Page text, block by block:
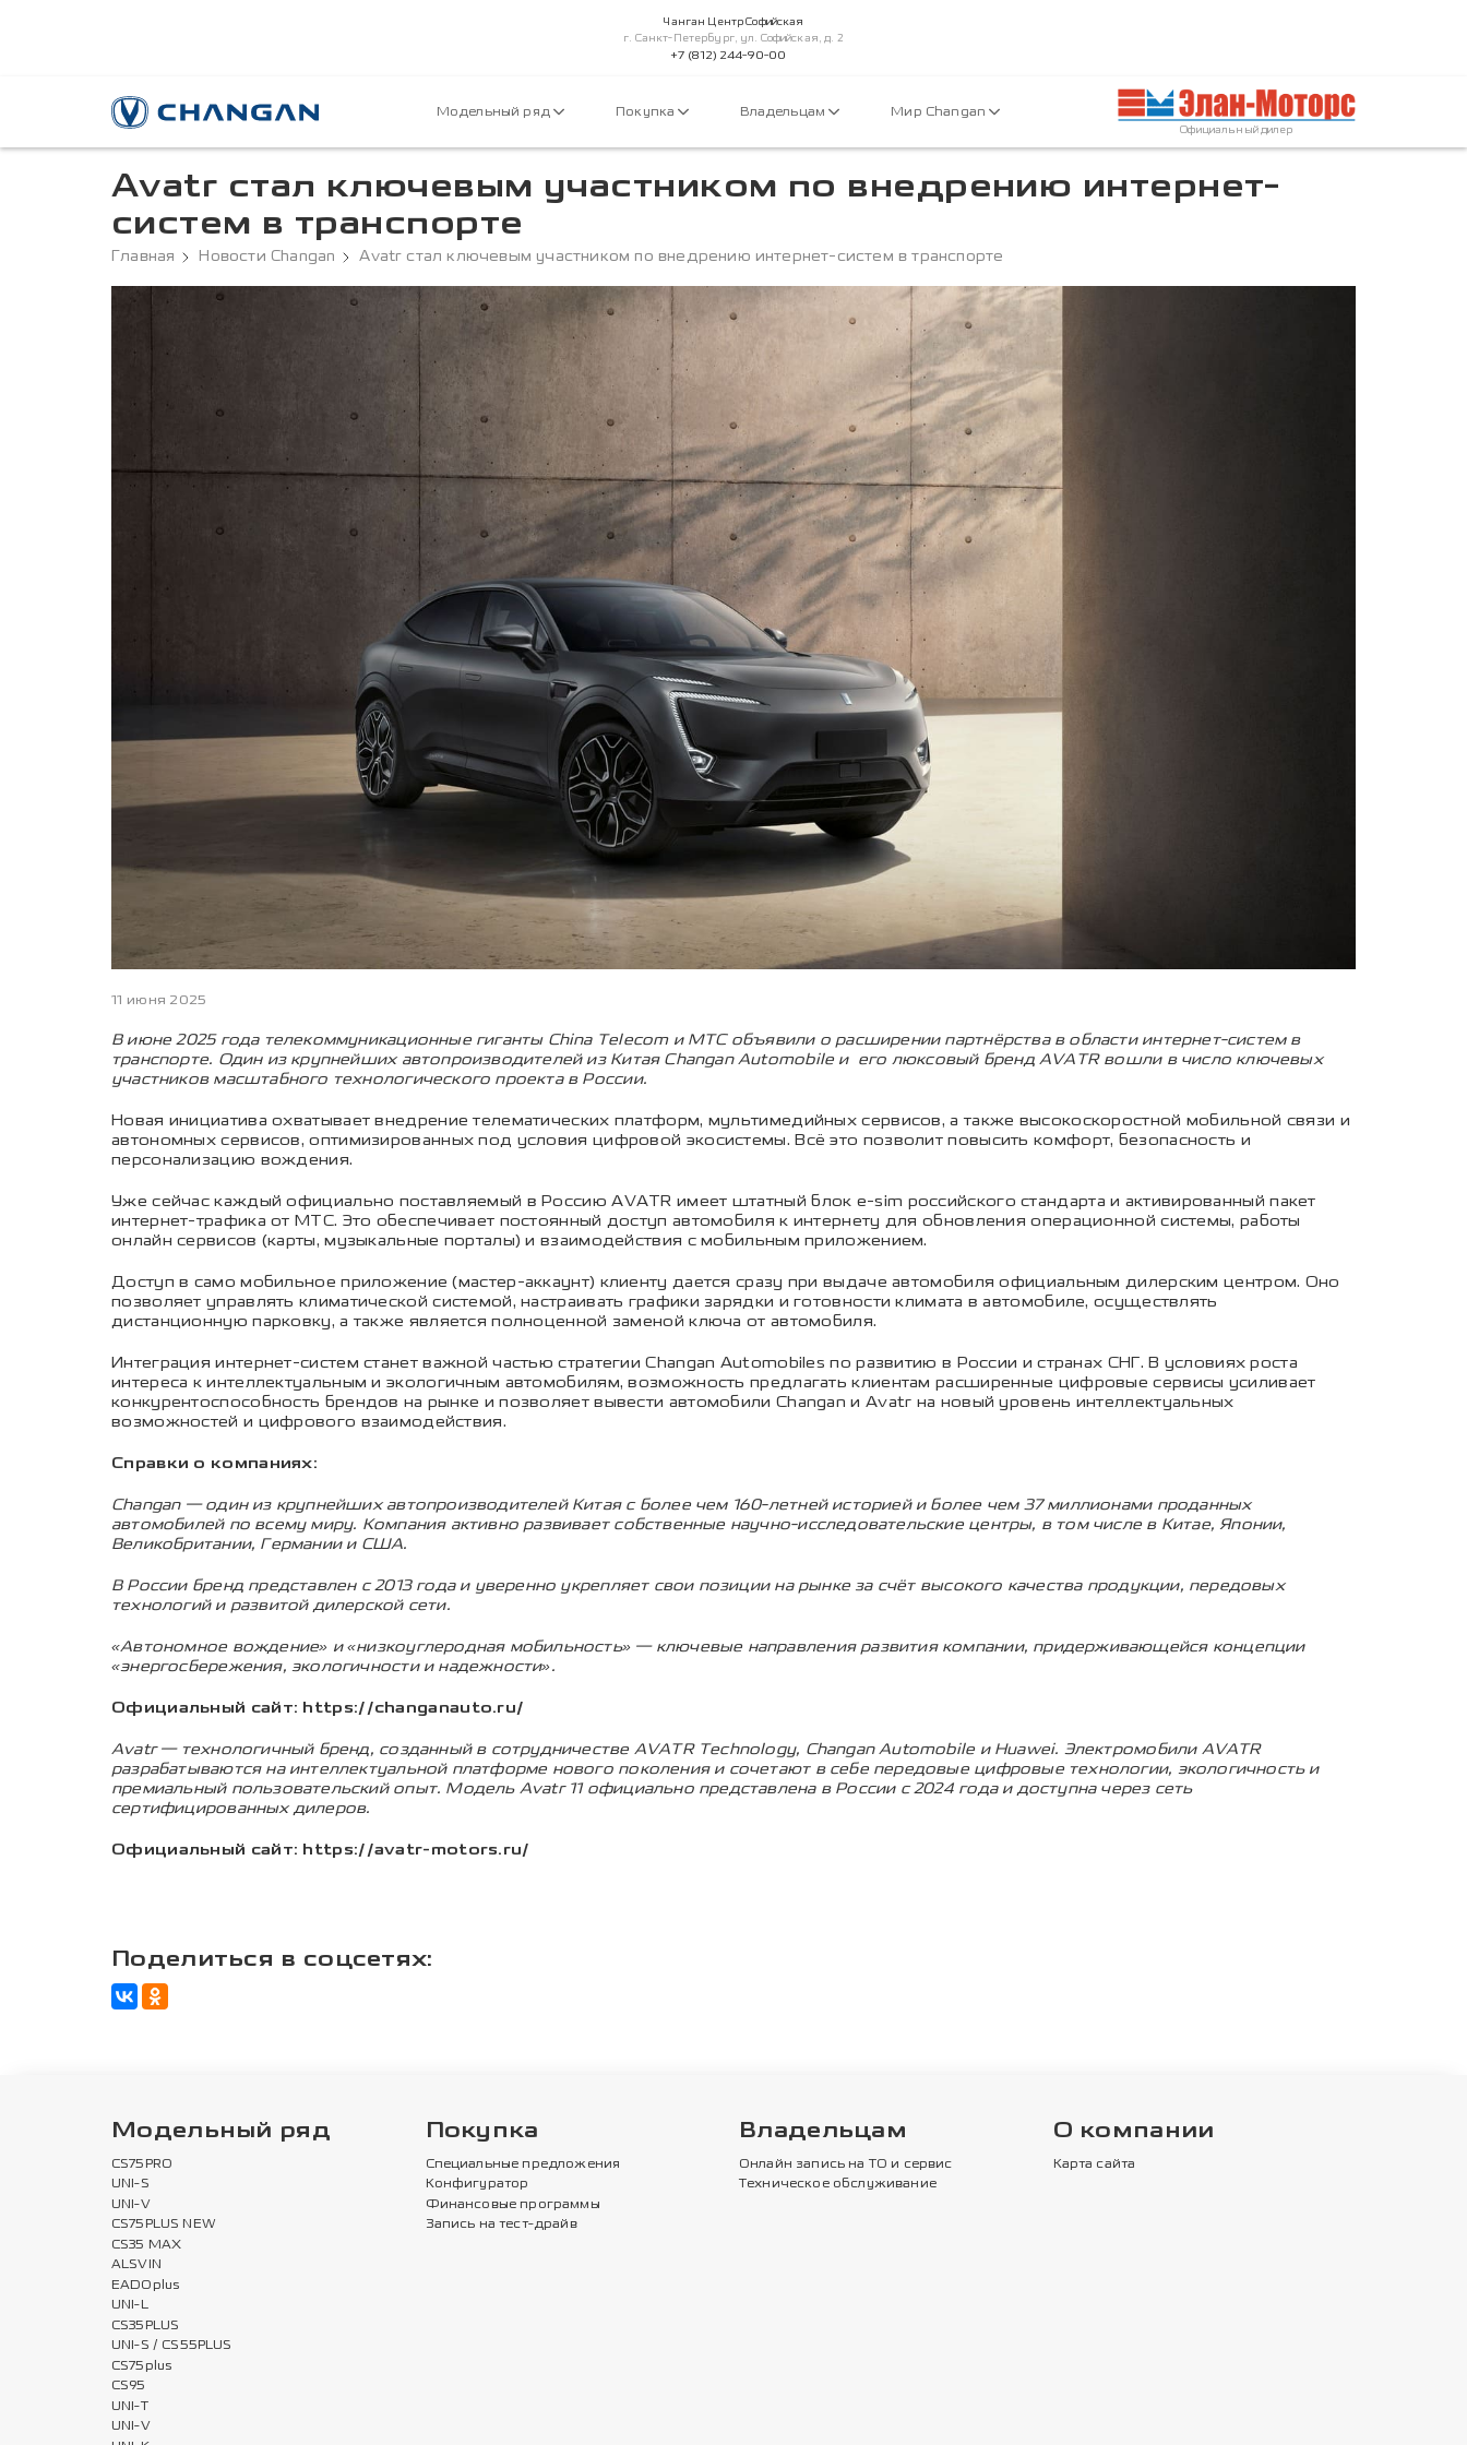
Чанган Центр Софийская
г. Санкт-Петербург, ул. Софийская, д. 2
+7 (812) 244-90-00
Модельный ряд Покупка Владельцам Мир Changan
Официальный дилер
Avatr стал ключевым участником по внедрению интернет-
систем в транспорте
Главная Новости Changan Avatr стал ключевым участником по внедрению интернет-систем в транспорте
11 июня 2025
В июне 2025 года телекоммуникационные гиганты China Telecom и МТС объявили о расширении партнёрства в области интернет-систем в
транспорте. Один из крупнейших автопроизводителей из Китая Changan Automobile и его люксовый бренд AVATR вошли в число ключевых
участников масштабного технологического проекта в России.
Новая инициатива охватывает внедрение телематических платформ, мультимедийных сервисов, а также высокоскоростной мобильной связи и
автономных сервисов, оптимизированных под условия цифровой экосистемы. Всё это позволит повысить комфорт, безопасность и
персонализацию вождения.
Уже сейчас каждый официально поставляемый в Россию AVATR имеет штатный блок e-sim российского стандарта и активированный пакет
интернет-трафика от МТС. Это обеспечивает постоянный доступ автомобиля к интернету для обновления операционной системы, работы
онлайн сервисов (карты, музыкальные порталы) и взаимодействия с мобильным приложением.
Доступ в само мобильное приложение (мастер-аккаунт) клиенту дается сразу при выдаче автомобиля официальным дилерским центром. Оно
позволяет управлять климатической системой, настраивать графики зарядки и готовности климата в автомобиле, осуществлять
дистанционную парковку, а также является полноценной заменой ключа от автомобиля.
Интеграция интернет-систем станет важной частью стратегии Changan Automobiles по развитию в России и странах СНГ. В условиях роста
интереса к интеллектуальным и экологичным автомобилям, возможность предлагать клиентам расширенные цифровые сервисы усиливает
конкурентоспособность брендов на рынке и позволяет вывести автомобили Changan и Avatr на новый уровень интеллектуальных
возможностей и цифрового взаимодействия.
Справки о компаниях:
Changan — один из крупнейших автопроизводителей Китая с более чем 160-летней историей и более чем 37 миллионами проданных
автомобилей по всему миру. Компания активно развивает собственные научно-исследовательские центры, в том числе в Китае, Японии,
Великобритании, Германии и США.
В России бренд представлен с 2013 года и уверенно укрепляет свои позиции на рынке за счёт высокого качества продукции, передовых
технологий и развитой дилерской сети.
«Автономное вождение» и «низкоуглеродная мобильность» — ключевые направления развития компании, придерживающейся концепции
«энергосбережения, экологичности и надежности».
Официальный сайт: https://changanauto.ru/
Avatr — технологичный бренд, созданный в сотрудничестве AVATR Technology, Changan Automobile и Huawei. Электромобили AVATR
разрабатываются на интеллектуальной платформе нового поколения и сочетают в себе передовые цифровые технологии, экологичность и
премиальный пользовательский опыт. Модель Avatr 11 официально представлена в России с 2024 года и доступна через сеть
сертифицированных дилеров.
Официальный сайт: https://avatr-motors.ru/
Поделиться в соцсетях:
Модельный ряд
CS75PRO
UNI-S
UNI-V
CS75PLUS NEW
CS35 MAX
ALSVIN
EADOplus
UNI-L
CS35PLUS
UNI-S / CS55PLUS
CS75plus
CS95
UNI-T
UNI-V
Покупка
Специальные предложения
Конфигуратор
Финансовые программы
Запись на тест-драйв
Владельцам
Онлайн запись на ТО и сервис
Техническое обслуживание
О компании
Карта сайта